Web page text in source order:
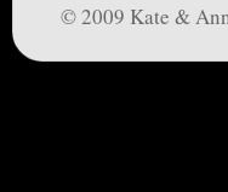
© 2009 Kate &